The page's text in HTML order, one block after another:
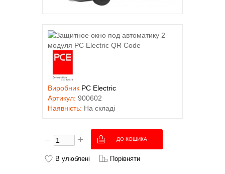
Виробник PC Electric
Артикул: 900602
Наявність: На складі
В улюблені Порівняти